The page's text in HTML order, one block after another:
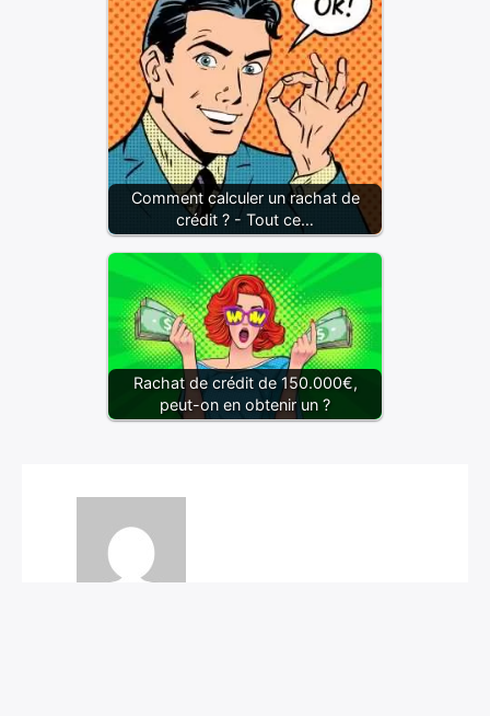
Comment calculer un rachat de
crédit ? - Tout ce…
Rachat de crédit de 150.000€,
peut-on en obtenir un ?